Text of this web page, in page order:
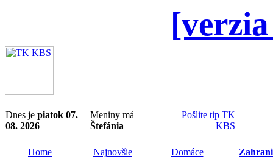
Dnes je piatok 07.
08. 2026
Meniny má
Štefánia
Pošlite tip TK
KBS
Home Najnovšie Domáce